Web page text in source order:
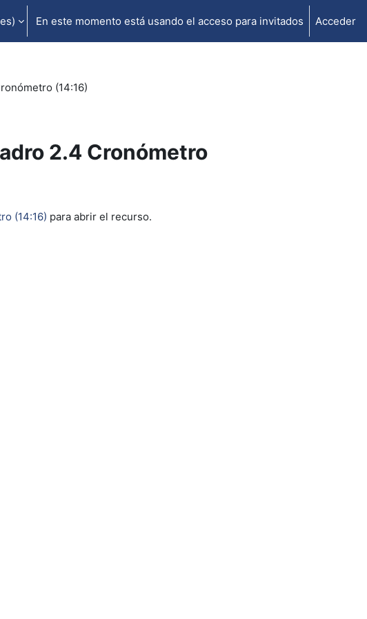
En este momento está usando el acceso para invitados Acceder
(14:16)
2.4 Cronómetro
(14:16) para abrir el recurso.